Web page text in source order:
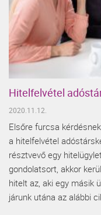
Hitelfelvétel
2020.11.12.
Elsőre furcsa
a hitelfelvétel
résztvevő egy
gondolatsort, akkor
hitelt az, aki egy másik
járunk utána az alábbi